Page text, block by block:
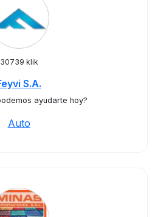
30739 klik
S.A.
ayudarte hoy?
Auto